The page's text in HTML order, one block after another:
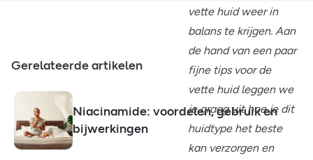
vette huid weer in
balans te krijgen. Aan
de hand van een paar
fijne tips voor de
vette huid leggen we
je graag uit hoe je dit
huidtype het beste
kan verzorgen en
Gerelateerde artikelen
Niacinamide: voordelen, gebruik en
bijwerkingen